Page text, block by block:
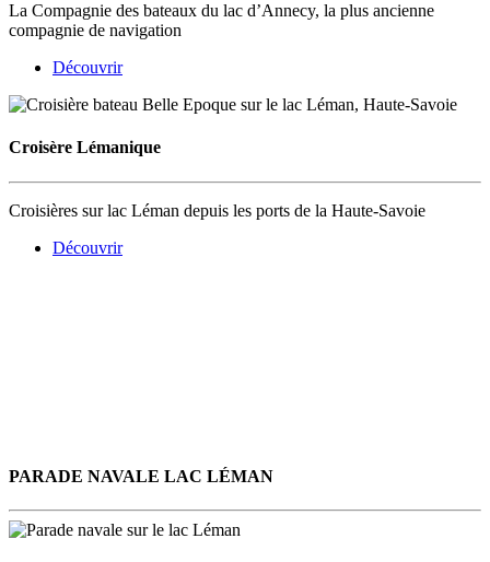
La Compagnie des bateaux du lac d’Annecy, la plus ancienne
compagnie de navigation
Découvrir
Croisère Lémanique
Croisières sur lac Léman depuis les ports de la Haute-Savoie
Découvrir
PARADE NAVALE LAC LÉMAN